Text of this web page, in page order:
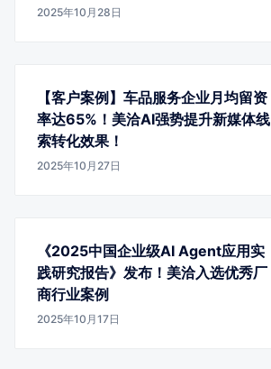
2025年10月28日
【客户案例】车品服务企业月均留资
率达65%！美洽AI强势提升新媒体线
索转化效果！
2025年10月27日
《2025中国企业级AI Agent应用实
践研究报告》发布！美洽入选优秀厂
商行业案例
2025年10月17日